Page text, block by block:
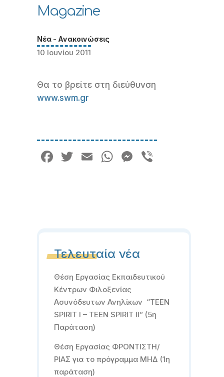
Magazine
Νέα - Ανακοινώσεις
10 Ιουνίου 2011
Θα το βρείτε στη διεύθυνση
www.swm.gr
Facebook
Twitter
EmailWhatsApp
Messenger
Τελευταία νέα
Θέση Εργασίας Εκπαιδευτικού
Κέντρων Φιλοξενίας
Ασυνόδευτων Ανηλίκων “TEEN
SPIRIT I – TEEN SPIRIT II” (5η
Παράταση)
Θέση Εργασίας ΦΡΟΝΤΙΣΤΗ/
ΡΙΑΣ για το πρόγραμμα ΜΗΔ (1η
παράταση)